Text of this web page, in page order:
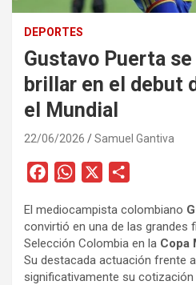
DEPORTES
Gustavo Puerta
brillar en el debut
el Mundial
22/06/2026 Samuel Gantiva
c
e
b
o
W
a
t
s
A
m
p
a
r
El mediocampista colombiano
convirtió en una de las grandes
Selección Colombia en la Copa
Su destacada actuación frente
significativamente su